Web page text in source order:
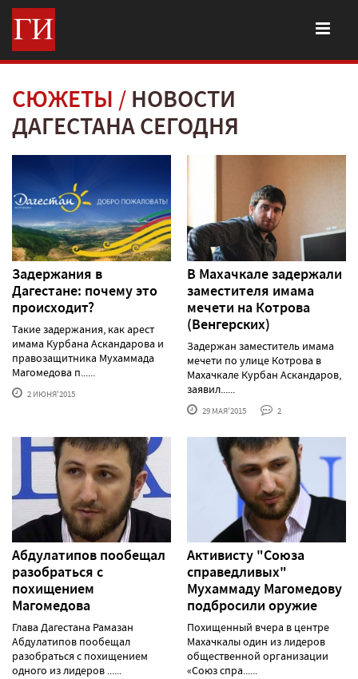
СЮЖЕТЫ
НОВОСТИ
ДАГЕСТАНА СЕГОДНЯ
Задержания в
Дагестане: почему это
происходит?
Такие задержания, как арест
имама Курбана Аскандарова и
правозащитника Мухаммада
Магомедова п......
2 ИЮНЯ'2015
В Махачкале задержали
заместителя имама
мечети на Котрова
(Венгерских)
Задержан заместитель имама
мечети по улице Котрова в
Махачкале Курбан Аскандаров,
заявил......
29 МАЯ'2015 2
Абдулатипов пообещал
разобраться с
похищением
Магомедова
Глава Дагестана Рамазан
Абдулатипов пообещал
разобраться с похищением
одного из лидеров ......
Активисту "Союза
справедливых"
Мухаммаду Магомедову
подбросили оружие
Похищенный вчера в центре
Махачкалы один из лидеров
общественной организации
«Союз спра......